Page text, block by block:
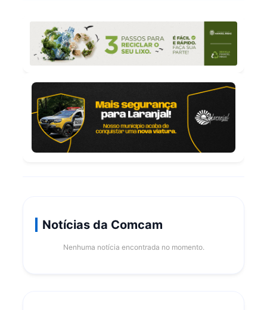
Notícias da Comcam
Nenhuma notícia encontrada no momento.